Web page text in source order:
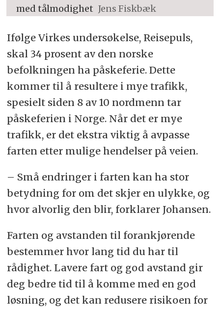
med tålmodighet Jens Fiskbæk
Ifølge Virkes undersøkelse, Reisepuls,
skal 34 prosent av den norske
befolkningen ha påskeferie. Dette
kommer til å resultere i mye trafikk,
spesielt siden 8 av 10 nordmenn tar
påskeferien i Norge. Når det er mye
trafikk, er det ekstra viktig å avpasse
farten etter mulige hendelser på veien.
– Små endringer i farten kan ha stor
betydning for om det skjer en ulykke, og
hvor alvorlig den blir, forklarer Johansen.
Farten og avstanden til forankjørende
bestemmer hvor lang tid du har til
rådighet. Lavere fart og god avstand gir
deg bedre tid til å komme med en god
løsning, og det kan redusere risikoen for